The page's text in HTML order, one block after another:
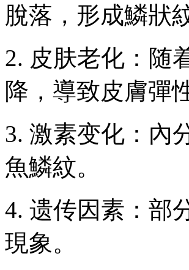
脫落，形成鱗狀
2. 皮肤老化：随
降，導致皮膚彈
3. 激素变化：內
魚鱗紋。
4. 遗传因素：部
現象。